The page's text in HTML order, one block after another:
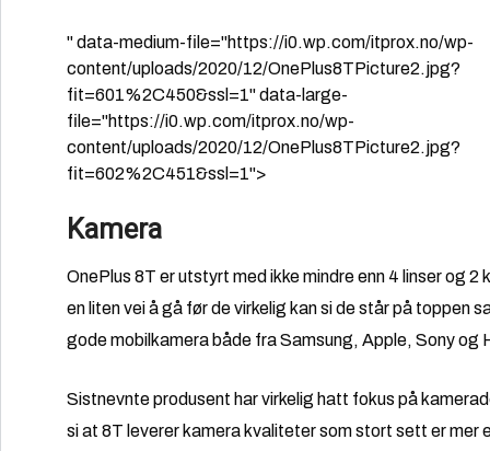
" data-medium-file="https://i0.wp.com/itprox.no/wp-
content/uploads/2020/12/OnePlus8TPicture2.jpg?
fit=601%2C450&ssl=1" data-large-
file="https://i0.wp.com/itprox.no/wp-
content/uploads/2020/12/OnePlus8TPicture2.jpg?
fit=602%2C451&ssl=1">
Kamera
OnePlus 8T er utstyrt med ikke mindre enn 4 linser og
en liten vei å gå før de virkelig kan si de står på toppen
gode mobilkamera både fra Samsung, Apple, Sony og
Sistnevnte produsent har virkelig hatt fokus på
si at 8T leverer kamera kvaliteter som stort sett er mer